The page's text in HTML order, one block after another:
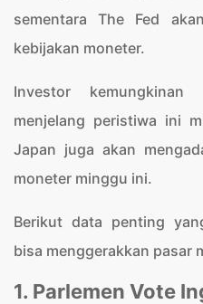
sementara The Fed
kebijakan moneter.
Investor
menjelang peristiwa ini
Japan juga akan
moneter minggu ini.
Berikut data penting
bisa menggerakkan pasar
1. Parlemen Vote